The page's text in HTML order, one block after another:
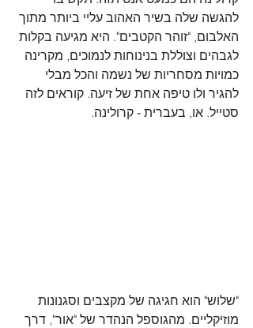
להגשה שלה בשיר האהוב עליי ביותר מתוך
האלבום, "זוהר הקטבים". היא מגיעה בקלות
לגבהים וצוללת בנינוחות לנמוכים, מקרינה
כמויות מסחריות של נשמה והכל מבלי
להגיר ולו טיפה אחת של זיעה. קוראים לזה
סטייל. או, בעברית - קרולינה.
"שלוש" הוא חגיגה של מקצבים וסגנונות
מוזיקליים. מהגוספל הנהדר של "אור", דרך